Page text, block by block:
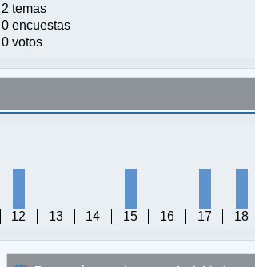
2 temas
0 encuestas
0 votos
12 13 14 15 16 17 18